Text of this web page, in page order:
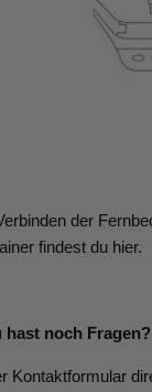
der
findest du hier.
hast noch Fragen?
Kontaktformular